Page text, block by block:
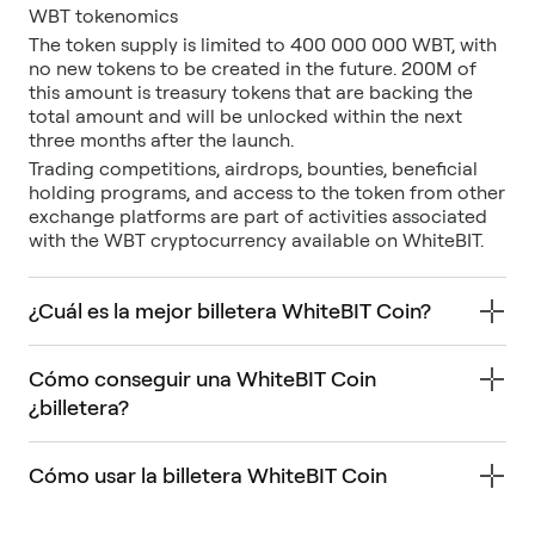
WBT tokenomics
The token supply is limited to 400 000 000 WBT, with
no new tokens to be created in the future. 200M of
this amount is treasury tokens that are backing the
total amount and will be unlocked within the next
three months after the launch.
Trading competitions, airdrops, bounties, beneficial
holding programs, and access to the token from other
exchange platforms are part of activities associated
with the WBT cryptocurrency available on WhiteBIT.
¿Cuál es la mejor billetera WhiteBIT Coin?
Cómo conseguir una WhiteBIT Coin
¿billetera?
Cómo usar la billetera WhiteBIT Coin